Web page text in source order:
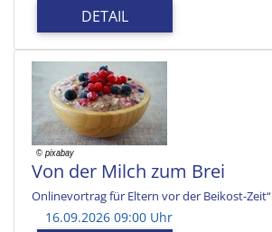
DETAIL
Von der Milch zum Brei
Onlinevortrag für Eltern vor der Beikost-Zeit“
16.09.2026 09:00 Uhr